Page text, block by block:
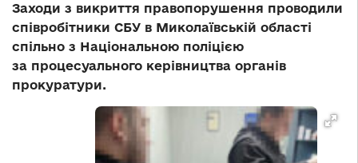
Заходи з викриття правопорушення проводили
співробітники СБУ в Миколаївській області
спільно з Національною поліцією
за процесуального керівництва органів
прокуратури.